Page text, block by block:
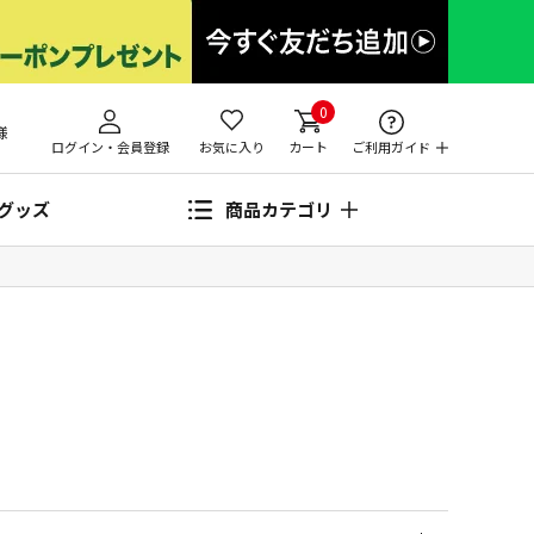
ログイン・会員登録 お気に入り
0
カート ご利用ガイド
ッズ 商品カテゴリ